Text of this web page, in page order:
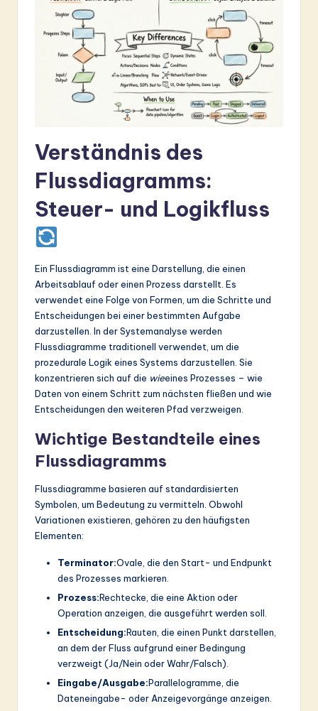
tiVerständnis des
Flussdiagramms:
Steuer- und Logikfluss
Ein Flussdiagramm ist eine Darstellung, die einen
Arbeitsablauf oder einen Prozess darstellt. Es
verwendet eine Folge von Formen, um die Schritte und
Entscheidungen bei einer bestimmten Aufgabe
darzustellen. In der Systemanalyse werden
Flussdiagramme traditionell verwendet, um die
prozedurale Logik eines Systems darzustellen. Sie
konzentrieren sich auf die wieeines Prozesses – wie
Daten von einem Schritt zum nächsten fließen und wie
Entscheidungen den weiteren Pfad verzweigen.
Wichtige Bestandteile eines
Flussdiagramms
Flussdiagramme basieren auf standardisierten
Symbolen, um Bedeutung zu vermitteln. Obwohl
Variationen existieren, gehören zu den häufigsten
Elementen:
Terminator:Ovale, die den Start- und Endpunkt
des Prozesses markieren.
Prozess:Rechtecke, die eine Aktion oder
Operation anzeigen, die ausgeführt werden soll.
Entscheidung:Rauten, die einen Punkt darstellen,
an dem der Fluss aufgrund einer Bedingung
verzweigt (Ja/Nein oder Wahr/Falsch).
Eingabe/Ausgabe:Parallelogramme, die
Dateneingabe- oder Anzeigevorgänge anzeigen.